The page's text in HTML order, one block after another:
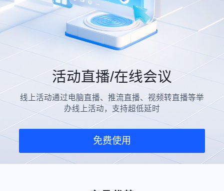
活动直播/在线会议
线上活动通过电脑直播、推流直播、视频转直播等举
办线上活动，支持超低延时
免费使用